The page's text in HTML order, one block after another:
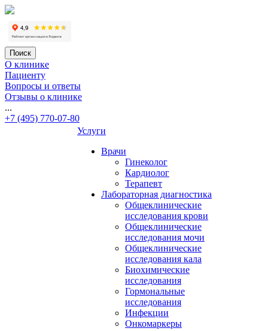
Вконтакте
Поиск
О клинике
Пациенту
Вопросы и ответы
Отзывы о клинике
...
+7 (495) 770-07-80
Услуги
Врачи
Гинеколог
Кардиолог
Терапевт
Лабораторная диагностика
Общеклинические
исследования крови
Общеклинические
исследования мочи
Общеклинические
исследования кала
Биохимические
исследования
Гормональные
исследования
Инфекции
Онкомаркеры